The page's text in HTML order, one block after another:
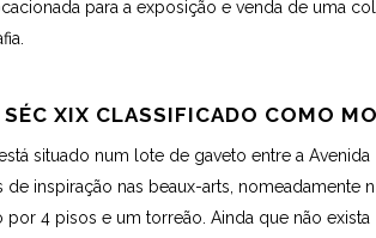
para a exposição e venda de uma
XIX CLASSIFICADO COMO
situado num lote de gaveto entre a
inspiração nas beaux-arts, nomeadamente
4 pisos e um torreão. Ainda que não